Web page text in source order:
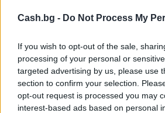
Cash.bg - Do Not Process My
If you wish to opt-out of the sale,
processing of your personal or
targeted advertising by us, please use
section to confirm your selection.
opt-out request is processed you may
interest-based ads based on personal
Ню Йорк стана 14-ият
който е разрешена